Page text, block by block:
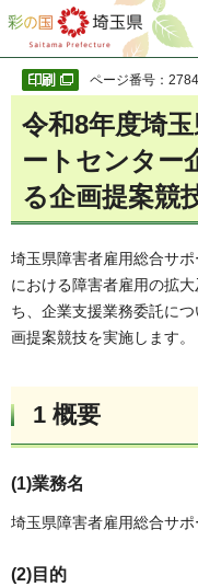
彩の国 埼玉県
ページ番号：
令和8年度埼
ートセンター
る企画提案競
埼玉県障害者雇用総合サ
における障害者雇用の拡
ち、企業支援業務委託に
画提案競技を実施します。
1 概要
(1)業務名
埼玉県障害者雇用総合サ
(2)目的